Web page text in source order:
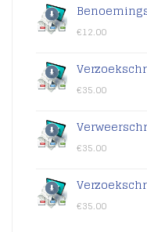
€12.00
€35.00
€35.00
€35.00